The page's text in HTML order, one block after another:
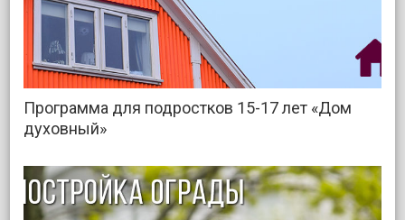
Программа для подростков 15-17 лет «Дом
духовный»